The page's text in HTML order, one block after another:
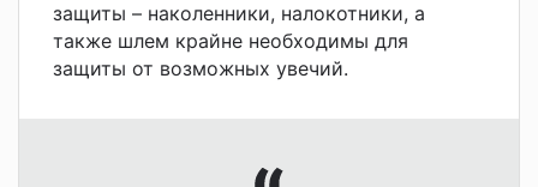
защиты – наколенники, налокотники, а
также шлем крайне необходимы для
защиты от возможных увечий.